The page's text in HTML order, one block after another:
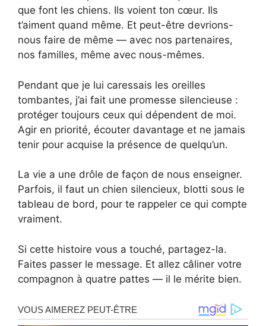
que font les chiens. Ils voient ton cœur. Ils
t’aiment quand même. Et peut-être devrions-
nous faire de même — avec nos partenaires,
nos familles, même avec nous-mêmes.
Pendant que je lui caressais les oreilles
tombantes, j’ai fait une promesse silencieuse :
protéger toujours ceux qui dépendent de moi.
Agir en priorité, écouter davantage et ne jamais
tenir pour acquise la présence de quelqu’un.
La vie a une drôle de façon de nous enseigner.
Parfois, il faut un chien silencieux, blotti sous le
tableau de bord, pour te rappeler ce qui compte
vraiment.
Si cette histoire vous a touché, partagez-la.
Faites passer le message. Et allez câliner votre
compagnon à quatre pattes — il le mérite bien.